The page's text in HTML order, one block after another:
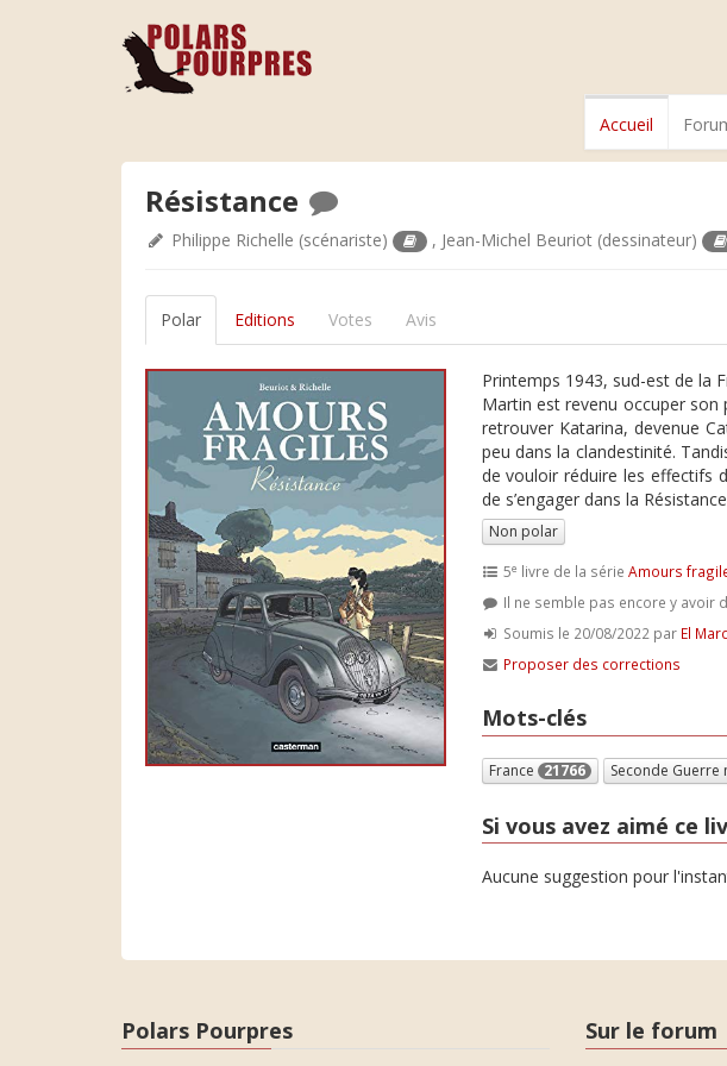
Accueil
Résistance
Philippe Richelle (scénariste) , Jean-Michel Beuriot (dessinateur)
Polar Editions Votes Avis
Printemps 1943, sud-est de la
Martin est revenu occuper son
retrouver Katarina, devenue
peu dans la clandestinité.
de vouloir réduire les effectifs
de s’engager dans la
Non polar
5e livre de la série Amours
Il ne semble pas encore y avoir
Soumis le 20/08/2022 par El
Proposer des corrections
Mots-clés
France 21766 Seconde Guerre
Si vous avez aimé ce
Aucune suggestion pour
Polars Pourpres Sur le forum